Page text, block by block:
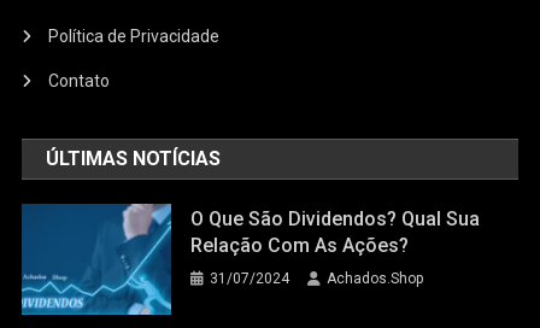
Política de Privacidade
Contato
ÚLTIMAS NOTÍCIAS
O Que São Dividendos? Qual Sua
Relação Com As Ações?
31/07/2024 Achados.Shop